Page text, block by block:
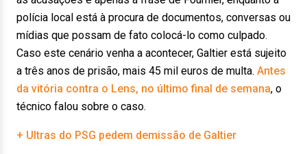
polícia local está à procura de documentos, conversas ou
mídias que possam de fato colocá-lo como culpado.
Caso este cenário venha a acontecer, Galtier está sujeito
a três anos de prisão, mais 45 mil euros de multa. Antes
da vitória contra o Lens, no último final de semana, o
técnico falou sobre o caso.
+ Ultras do PSG pedem demissão de Galtier